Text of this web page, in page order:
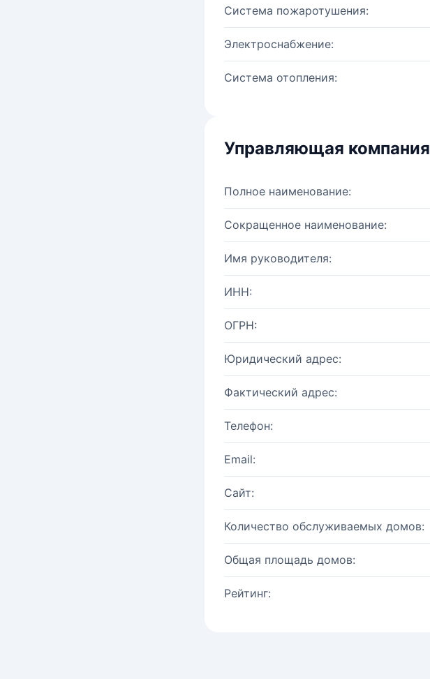
Система пожаротушения:
Электроснабжение:
Система отопления:
Управляющая компания
Полное наименование:
Сокращенное наименование:
Имя руководителя:
ИНН:
ОГРН:
Юридический адрес:
Фактический адрес:
Телефон:
Email:
Сайт:
Количество обслуживаемых домов:
Общая площадь домов:
Рейтинг: